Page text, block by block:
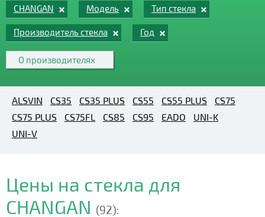
CHANGAN Модель Тип стекла
Производитель стекла Год
О производителях
ALSVIN CS35 CS35 PLUS CS55 CS55 PLUS
CS75
CS75 PLUS
CS75FL CS85 CS95 EADO
UNI-K
UNI-V
Цены на стекла для
CHANGAN (92):